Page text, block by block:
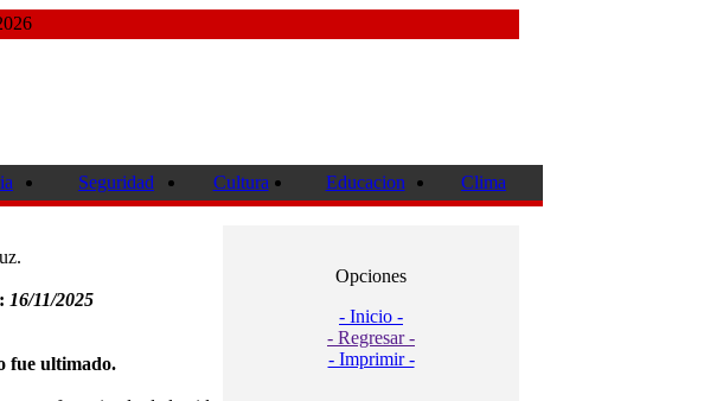
Seguridad Cultura Educacion Clima
16/11/2025
fue ultimado.
Opciones
- Inicio -
- Regresar -
- Imprimir -